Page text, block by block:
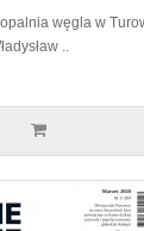
węgla w
..